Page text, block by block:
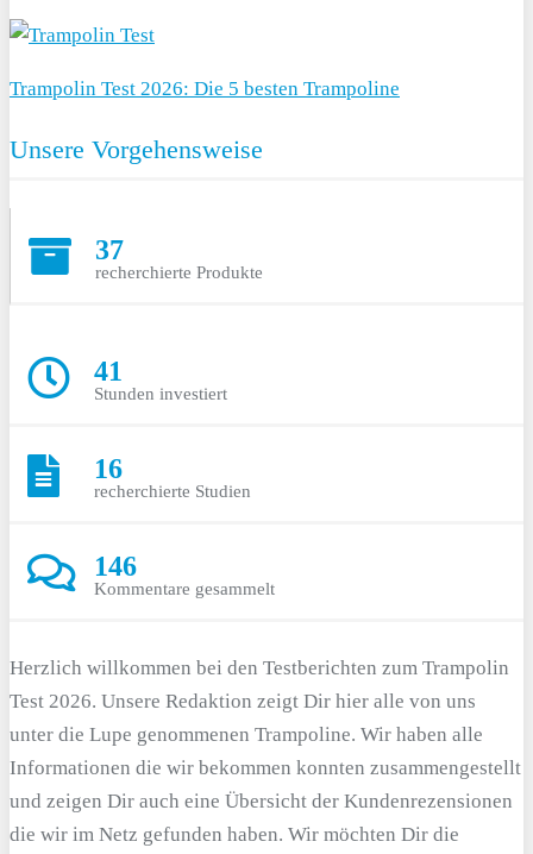
Trampolin Test 2026: Die 5 besten Trampoline
Unsere Vorgehensweise
37
recherchierte Produkte
41
Stunden investiert
16
recherchierte Studien
146
Kommentare gesammelt
Herzlich willkommen bei den Testberichten zum Trampolin
Test 2026. Unsere Redaktion zeigt Dir hier alle von uns
unter die Lupe genommenen Trampoline. Wir haben alle
Informationen die wir bekommen konnten zusammengestellt
und zeigen Dir auch eine Übersicht der Kundenrezensionen
die wir im Netz gefunden haben. Wir möchten Dir die